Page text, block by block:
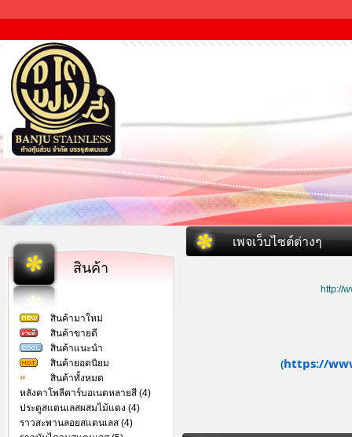
สินค้า
สินค้ามาใหม่
สินค้าขายดี
สินค้าแนะนำ
สินค้ายอดนิยม
สินค้าทั้งหมด
หลังคาโพลีคาร์บอเนตหลายสี (4)
ประตูสแตนเลสผสมไม้แดง (4)
ราวสะพานลอยสแตนเลส (4)
เพจเว็บไซต์ต่างๆ
http://
(https://